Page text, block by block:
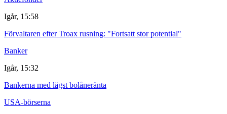
Igår, 15:58
Förvaltaren efter Troax rusning: "Fortsatt stor potential"
Banker
Igår, 15:32
Bankerna med lägst bolåneränta
USA-börserna